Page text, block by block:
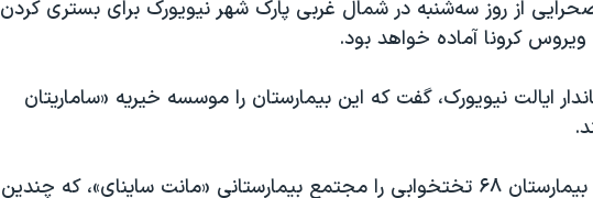
از روز سه‌شنبه در شمال غربی پارک شهر نیویورک برای بستری کردن
ویروس کرونا آماده خواهد بود.
ایالت نیویورک، گفت که این بیمارستان را موسسه خیریه «ساماریتان
کادر درمانی این بیمارستان ۶۸ تختخوابی را مجتمع بیمارستانی «مانت ساینای»، که چندین